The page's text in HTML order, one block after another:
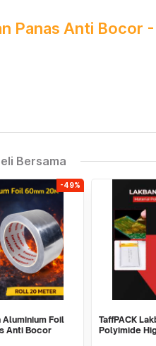
Panas Anti Bocor
Bersama
-49%
Aluminium Foil
Anti Bocor
TaffPACK
Polyimide